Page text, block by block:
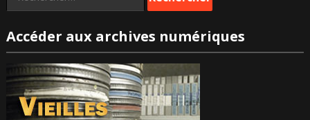
Accéder aux archives numériques